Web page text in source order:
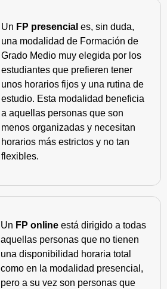
Un FP presencial es, sin duda,
una modalidad de Formación de
Grado Medio muy elegida por los
estudiantes que prefieren tener
unos horarios fijos y una rutina de
estudio. Esta modalidad beneficia
a aquellas personas que son
menos organizadas y necesitan
horarios más estrictos y no tan
flexibles.
Un FP online está dirigido a todas
aquellas personas que no tienen
una disponibilidad horaria total
como en la modalidad presencial,
pero a su vez son personas que